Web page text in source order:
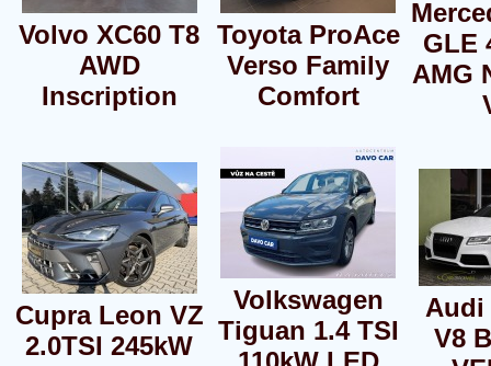
Volvo XC60 T8
AWD
Inscription
Toyota ProAce
Verso Family
Comfort
GLE
AMG
Cupra Leon VZ
2.0TSI 245kW
Volkswagen
Tiguan 1.4 TSI
Audi
V8